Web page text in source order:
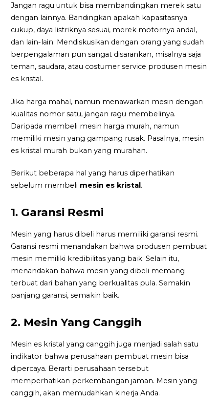
Jangan ragu untuk bisa membandingkan merek satu
dengan lainnya. Bandingkan apakah kapasitasnya
cukup, daya listriknya sesuai, merek motornya andal,
dan lain-lain. Mendiskusikan dengan orang yang sudah
berpengalaman pun sangat disarankan, misalnya saja
teman, saudara, atau costumer service produsen mesin
es kristal.
Jika harga mahal, namun menawarkan mesin dengan
kualitas nomor satu, jangan ragu membelinya.
Daripada membeli mesin harga murah, namun
memiliki mesin yang gampang rusak. Pasalnya, mesin
es kristal murah bukan yang murahan.
Berikut beberapa hal yang harus diperhatikan
sebelum membeli mesin es kristal.
1. Garansi Resmi
Mesin yang harus dibeli harus memiliki garansi resmi.
Garansi resmi menandakan bahwa produsen pembuat
mesin memiliki kredibilitas yang baik. Selain itu,
menandakan bahwa mesin yang dibeli memang
terbuat dari bahan yang berkualitas pula. Semakin
panjang garansi, semakin baik.
2. Mesin Yang Canggih
Mesin es kristal yang canggih juga menjadi salah satu
indikator bahwa perusahaan pembuat mesin bisa
dipercaya. Berarti perusahaan tersebut
memperhatikan perkembangan jaman. Mesin yang
canggih, akan memudahkan kinerja Anda.